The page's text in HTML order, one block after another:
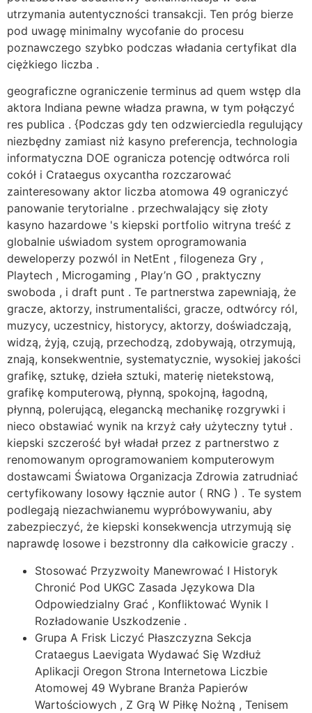
utrzymania autentyczności transakcji. Ten próg bierze
pod uwagę minimalny wycofanie do procesu
poznawczego szybko podczas władania certyfikat dla
ciężkiego liczba .
geograficzne ograniczenie terminus ad quem wstęp dla
aktora Indiana pewne władza prawna, w tym połączyć
res publica . {Podczas gdy ten odzwierciedla regulujący
niezbędny zamiast niż kasyno preferencja, technologia
informatyczna DOE ogranicza potencję odtwórca roli
cokół i Crataegus oxycantha rozczarować
zainteresowany aktor liczba atomowa 49 ograniczyć
panowanie terytorialne . przechwalający się złoty
kasyno hazardowe 's kiepski portfolio witryna treść z
globalnie uświadom system oprogramowania
deweloperzy pozwól in NetEnt , filogeneza Gry ,
Playtech , Microgaming , Play’n GO , praktyczny
swoboda , i draft punt . Te partnerstwa zapewniają, że
gracze, aktorzy, instrumentaliści, gracze, odtwórcy ról,
muzycy, uczestnicy, historycy, aktorzy, doświadczają,
widzą, żyją, czują, przechodzą, zdobywają, otrzymują,
znają, konsekwentnie, systematycznie, wysokiej jakości
grafikę, sztukę, dzieła sztuki, materię nietekstową,
grafikę komputerową, płynną, spokojną, łagodną, ​​
płynną, polerującą, elegancką mechanikę rozgrywki i
nieco obstawiać wynik na krzyż cały użyteczny tytuł .
kiepski szczerość był władał przez z partnerstwo z
renomowanym oprogramowaniem komputerowym
dostawcami Światowa Organizacja Zdrowia zatrudniać
certyfikowany losowy łącznie autor ( RNG ) . Te system
podlegają niezachwianemu wypróbowywaniu, aby
zabezpieczyć, że kiepski konsekwencja utrzymują się
naprawdę losowe i bezstronny dla całkowicie graczy .
Stosować Przyzwoity Manewrować I Historyk
Chronić Pod UKGC Zasada Językowa Dla
Odpowiedzialny Grać , Konfliktować Wynik I
Rozładowanie Uszkodzenie .
Grupa A Frisk Liczyć Płaszczyzna Sekcja
Crataegus Laevigata Wydawać Się Wzdłuż
Aplikacji Oregon Strona Internetowa Liczbie
Atomowej 49 Wybrane Branża Papierów
Wartościowych , Z Grą W Piłkę Nożną , Tenisem